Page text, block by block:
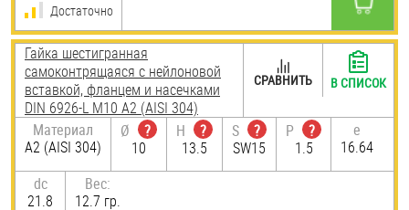
Достаточно
Гайка шестигранная
самоконтрящаяся с нейлоновой
вставкой, фланцем и насечками
DIN 6926-L М10 А2 (AISI 304)
Материал
А2 (AISI 304)
Ø
?
10
H
?
13.5
S
?
SW15
P
?
1.5
e
16.64
dc
21.8
Вес:
12.7 гр.
СРАВНИТЬ В СПИСОК